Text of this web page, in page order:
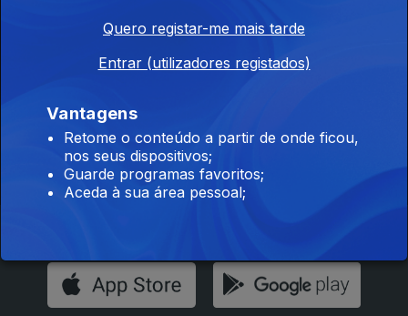
Ep. 1
Quero registar-me mais tarde
Entrar (utilizadores registados)
Vantagens
Retome o conteúdo a partir de onde ficou,
nos seus dispositivos;
Guarde programas favoritos;
Aceda à sua área pessoal;